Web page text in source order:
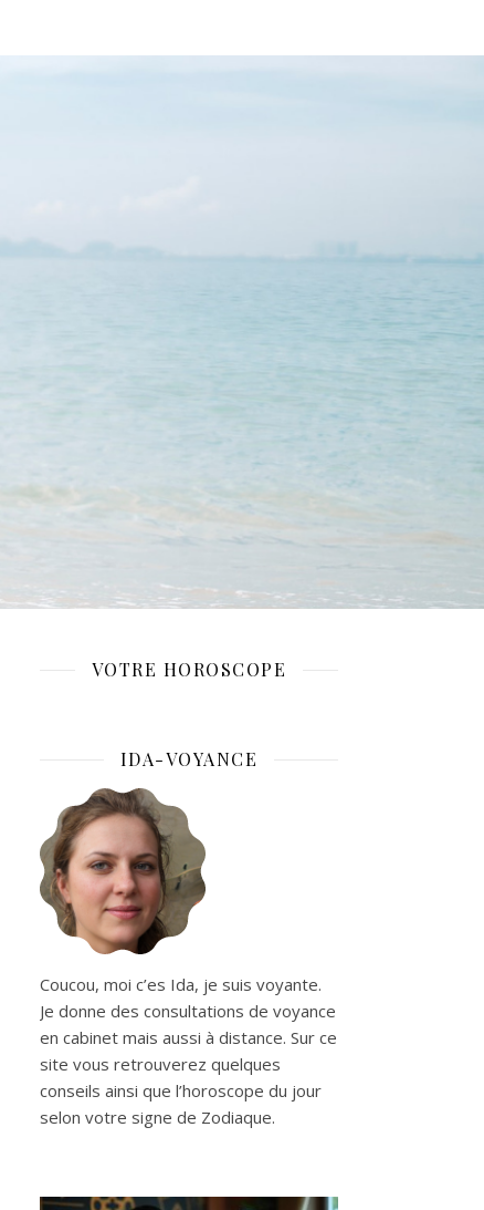
VOTRE HOROSCOPE
IDA-VOYANCE
Coucou, moi c’es Ida, je suis voyante.
Je donne des consultations de voyance
en cabinet mais aussi à distance. Sur ce
site vous retrouverez quelques
conseils ainsi que l’horoscope du jour
selon votre signe de Zodiaque.